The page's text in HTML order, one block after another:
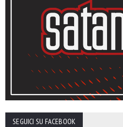
SEGUICI SU FACEBOOK